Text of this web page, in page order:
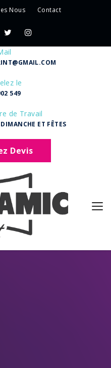
Nous Contact
le
549
de Travail
ET FÊTES
Devis